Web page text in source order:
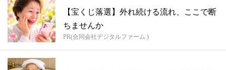
【宝くじ落選】外れ続ける流れ、ここで断
ちませんか
PR(合同会社デジタルファーム )